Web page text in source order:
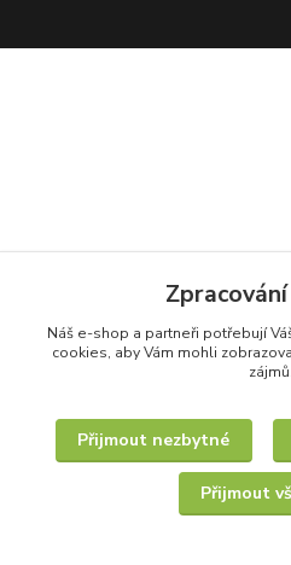
Náš e-shop a partneři potřebují
cookies, aby Vám mohli
zájmů.
Přijmout nezbytné
Přijmout